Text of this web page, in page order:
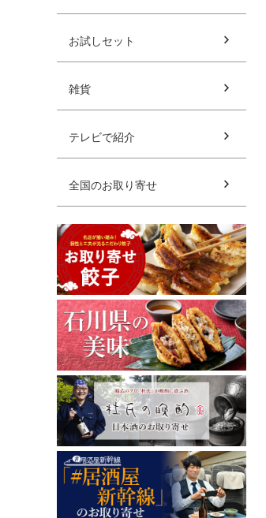
お試しセット
雑貨
テレビで紹介
全国のお取り寄せ